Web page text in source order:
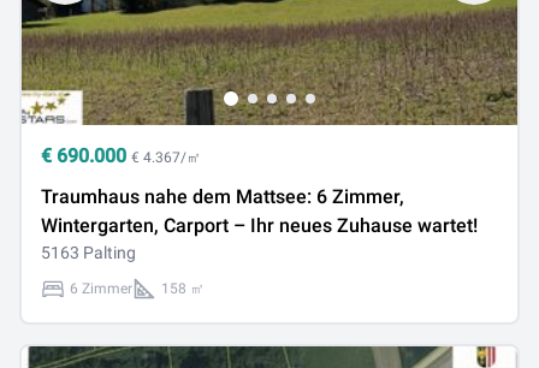
€ 690.000 € 4.367/㎡
Traumhaus nahe dem Mattsee: 6 Zimmer,
Wintergarten, Carport – Ihr neues Zuhause wartet!
5163 Palting
6 Zimmer 158 ㎡